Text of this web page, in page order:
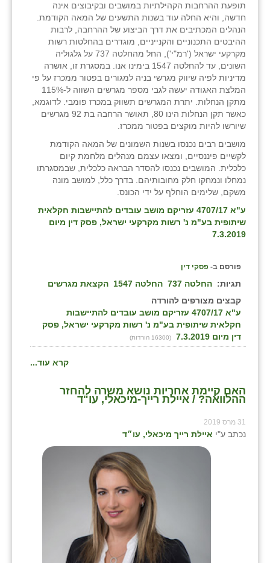
תופעת ההרחבות הקהילתיות במושבים ובקיבוצים אינה
חדשה, והיא החלה עוד בשנות התשעים של המאה הקודמת.
הנהלים המכתיבים את דרך הביצוע של ההרחבה, לרבות
ההיבטים התכנוניים והקנייניים, מוגדרים בהחלטות רשות
מקרקעי ישראל ('רמ"י'), החל מהחלטה 737 על גלגוליה
השונים, עד להחלטה 1547 בימינו אנו. במסגרת זו, אושרה
מדיניות לפיה שיווק מגרשי בניה למגורים בפטור ממכרז על פי
המלצת האגודה יעשה לגבי מספר מגרשים השווה ל-115%
מתקן הנחלות. יתרת המגרשים תשווק במכרז פומבי. לדוגמא,
כאשר תקן הנחלות הינו 80, תאושר הרחבה בת 92 מגרשים
שיורשו להיות מוקצים בפטור ממכרז.
מושבים רבים נכנסו בשנות השמונים של המאה הקודמת
לקשיים פיננסיים, ומצאו עצמם מנהלים מלחמת קיום
כלכלית. המושבים נכנסו להסדר הבראה כלכלית, שבמסגרתו
נמחלו ונמחקו חלק מחובותיהם. בדרך כלל, למושב מונה
משקם, שלימים הוחלף על ידי הכונס.
ע"א 4707/17 עזריקם מושב עובדים להתיישבות חקלאית
שיתופית בע"מ נ' רשות מקרקעי ישראל, פסק דין מיום
7.3.2019
פורסם ב- פסקי דין
תגיות: החלטה 737 החלטה 1547
הקצאת מגרשים
קבצים מצורפים להורדה
ע"א 4707/17 עזריקם מושב עובדים להתיישבות
חקלאית שיתופית בע"מ נ' רשות מקרקעי ישראל, פסק
דין מיום 7.3.2019
(16300 הורדות)
קרא עוד...
האם קיימת אחריות נושא משרה להחזר
ההלוואה? / איילת רייך-מיכאלי, עו"ד
31 מרס 2019
נכתב ע"י איילת רייך מיכאלי, עו״ד
מישר
מכורה
מנחמיה
נאות הכיכר
נווה אטי״ב
ניר צבי
עין חצבה
עין תמר
עמרים
קלחים
רימונים
שבי ציון
שדה ורבורג